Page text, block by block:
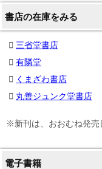
書店の在庫をみる
三省堂書店
有隣堂
くまざわ書店
丸善ジュンク堂書店
※新刊は、おおむね発売
電子書籍